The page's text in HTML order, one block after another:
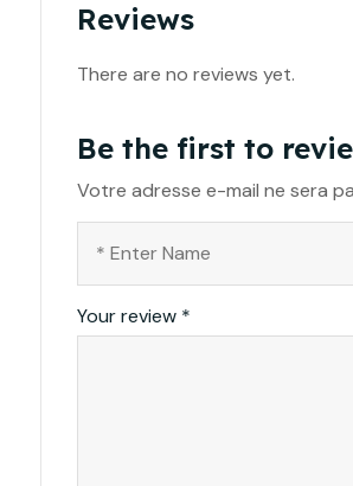
Reviews
There are no reviews yet.
Be the first to
Votre adresse e-mail ne sera
Your review *